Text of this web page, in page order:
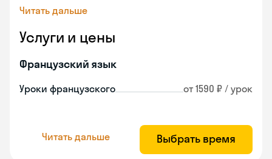
Читать дальше
Услуги и цены
Французский язык
Уроки французского от 1590 ₽ / урок
Читать дальше Выбрать время